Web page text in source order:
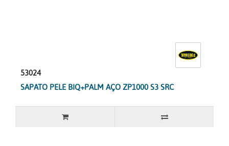
53024
SAPATO PELE BIQ+PALM AÇO ZP1000 S3 SRC